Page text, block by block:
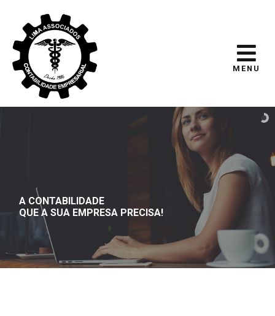
MENU
A CONTABILIDADE
QUE A SUA EMPRESA PRECISA!